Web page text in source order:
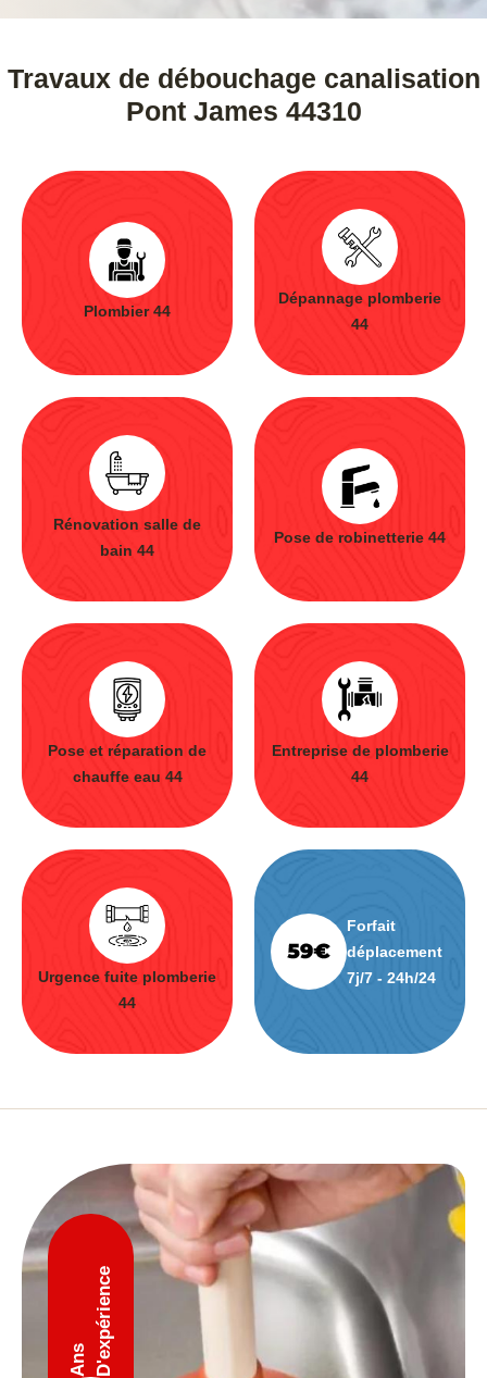
Travaux de débouchage canalisation
Pont James 44310
Plombier 44
Dépannage plomberie
44
Rénovation salle de
bain 44
Pose de robinetterie 44
Pose et réparation de
chauffe eau 44
Entreprise de plomberie
44
Urgence fuite plomberie
44
Forfait
déplacement
7j/7 - 24h/24
Ans D'expérience